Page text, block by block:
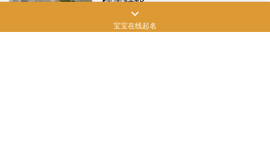
2022年6月3日
宝宝在线起名